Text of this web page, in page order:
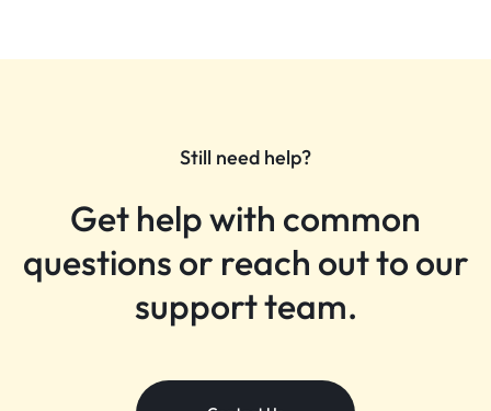
Still need help?
Get help with common
questions or reach out to our
support team.